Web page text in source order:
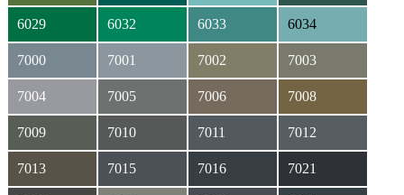
6029 6032 6033 6034
7000 7001 7002 7003
7004 7005 7006 7008
7009 7010 7011 7012
7013 7015 7016 7021